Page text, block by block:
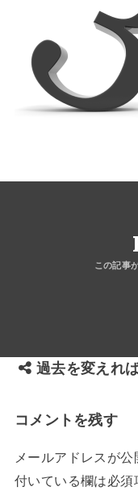
過去を変えれ
コメントを残す
メールアドレスが公
付いている欄は必須